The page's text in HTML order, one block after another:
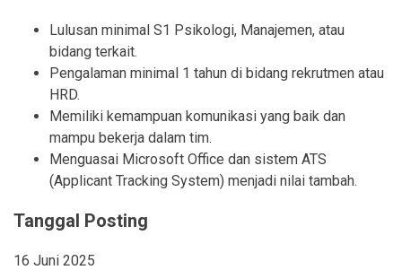
Lulusan minimal S1 Psikologi, Manajemen, atau
bidang terkait.
Pengalaman minimal 1 tahun di bidang rekrutmen atau
HRD.
Memiliki kemampuan komunikasi yang baik dan
mampu bekerja dalam tim.
Menguasai Microsoft Office dan sistem ATS
(Applicant Tracking System) menjadi nilai tambah.
Tanggal Posting
16 Juni 2025